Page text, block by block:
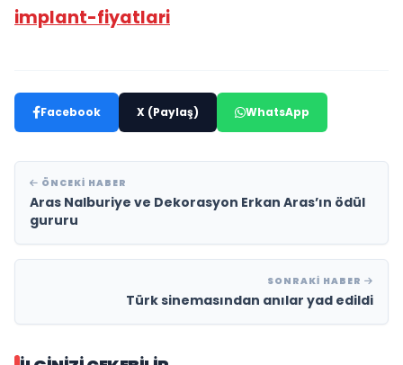
implant-fiyatlari
Facebook X (Paylaş) WhatsApp
ÖNCEKI HABER
Aras Nalburiye ve Dekorasyon Erkan Aras’ın ödül
gururu
SONRAKI HABER
Türk sinemasından anılar yad edildi